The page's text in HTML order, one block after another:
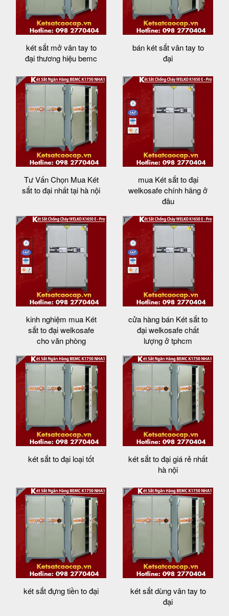
két sắt mở vân tay to
đại thương hiệu bemc
bán két sắt vân tay to
đại
Tư Vấn Chọn Mua Két
sắt to đại nhất tại hà nội
mua Két sắt to đại
welkosafe chính hãng ở
đâu
kinh nghiệm mua Két
sắt to đại welkosafe
cho văn phòng
cửa hàng bán Két sắt to
đại welkosafe chất
lượng ở tphcm
két sắt to đại loại tốt
két sắt to đại giá rẻ nhất
hà nội
két sắt đựng tiền to đại
két sắt dùng vân tay to
đại